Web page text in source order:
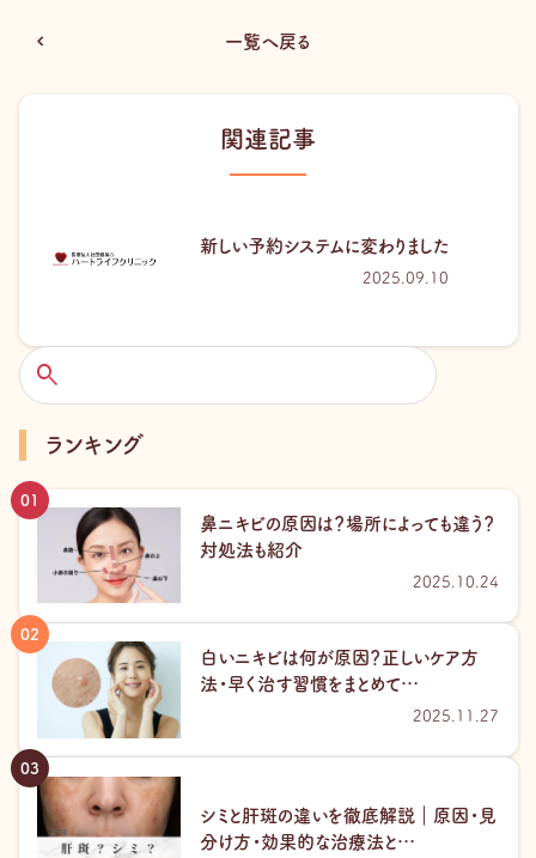
一覧へ戻る
関連記事
新しい予約システムに変わりました
2025.09.10
検
索
ランキング
鼻ニキビの原因は？場所によっても違う？
対処法も紹介
2025.10.24
白いニキビは何が原因？正しいケア方
法・早く治す習慣をまとめて…
2025.11.27
シミと肝斑の違いを徹底解説｜原因・見
分け方・効果的な治療法と…